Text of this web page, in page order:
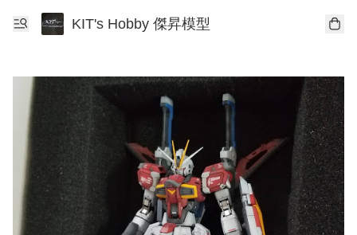
KIT's Hobby 傑昇模型